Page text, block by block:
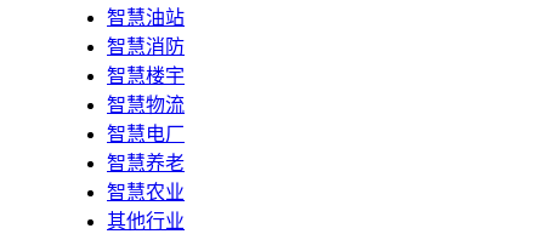
智慧油站
智慧消防
智慧楼宇
智慧物流
智慧电厂
智慧养老
智慧农业
其他行业